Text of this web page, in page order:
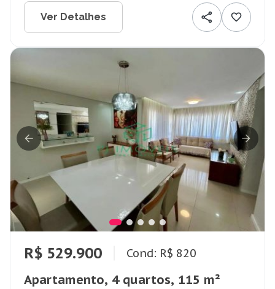
Ver Detalhes
R$ 529.900 Cond: R$ 820
Apartamento, 4 quartos, 115 m²